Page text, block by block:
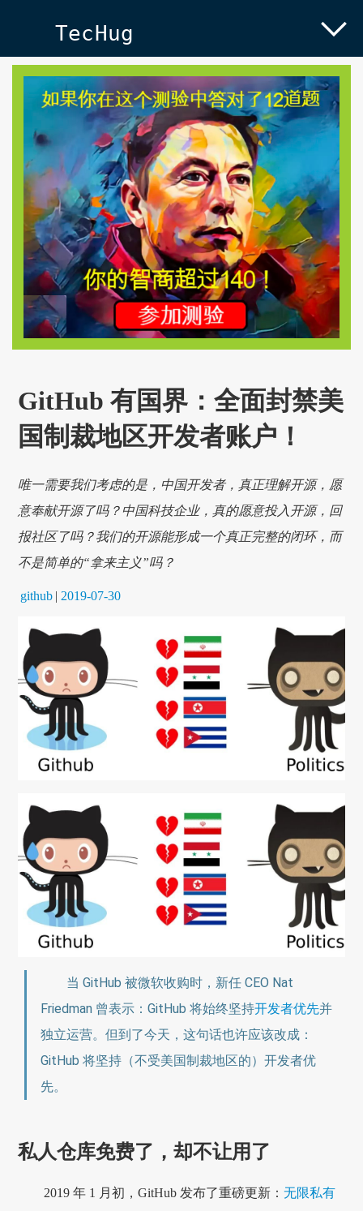
TecHug
GitHub 有国界：全面封禁美
国制裁地区开发者账户！
唯一需要我们考虑的是，中国开发者，真正理解开源，愿
意奉献开源了吗？中国科技企业，真的愿意投入开源，回
报社区了吗？我们的开源能形成一个真正完整的闭环，而
不是简单的“拿来主义”吗？
github | 2019-07-30
当 GitHub 被微软收购时，新任 CEO Nat
Friedman 曾表示：GitHub 将始终坚持开发者优先并
独立运营。但到了今天，这句话也许应该改成：
GitHub 将坚持（不受美国制裁地区的）开发者优
先。
私人仓库免费了，却不让用了
2019 年 1 月初，GitHub 发布了重磅更新：无限私有